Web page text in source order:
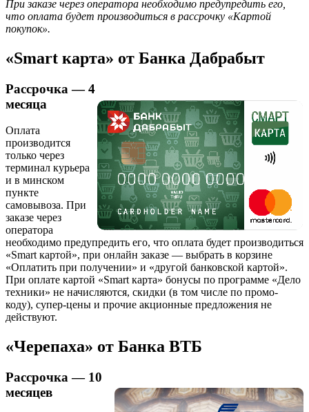
При заказе через оператора необходимо предупредить его,
что оплата будет производиться в рассрочку «Картой
покупок».
«Smart карта» от Банка Дабрабыт
Рассрочка — 4
месяца
Оплата
производится
только через
терминал курьера
и в минском
пункте
самовывоза. При
заказе через
оператора
необходимо предупредить его, что оплата будет производиться
«Smart картой», при онлайн заказе — выбрать в корзине
«Оплатить при получении» и «другой банковской картой».
При оплате картой «Smart карта» бонусы по программе «Дело
техники» не начисляются, скидки (в том числе по промо-
коду), супер-цены и прочие акционные предложения не
действуют.
«Черепаха» от Банка ВТБ
Рассрочка — 10
месяцев